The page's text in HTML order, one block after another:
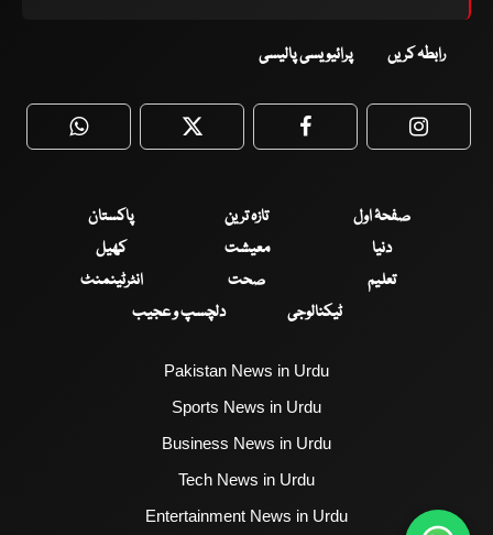
رابطہ کریں پرائیویسی پالیسی
WhatsApp Twitter Facebook
صفحۂ اول تازہ ترین
پاکستان
دنیا
معیشت
کھیل
تعلیم
صحت
انٹرٹینمنٹ
ٹیکنالوجی
دلچسپ و عجیب
Pakistan News in Urdu
Sports News in Urdu
Business News in Urdu
Tech News in Urdu
Entertainment News in Urdu